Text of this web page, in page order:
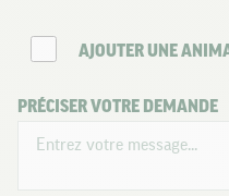
AJOUTER UNE
PRÉCISER VOTRE DEMANDE